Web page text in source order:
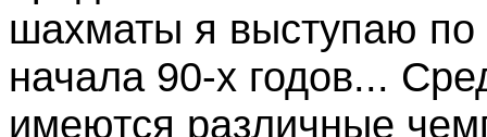
шахматы я выступаю по
начала 90-х годов...
имеются различные